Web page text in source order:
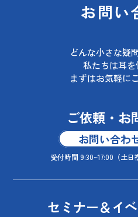
お問い
どんな小さな疑
私たちは耳を
まずはお気軽に
ご依頼・お
お問い合わ
受付時間 9:30~17:00 （土
セミナー＆イ